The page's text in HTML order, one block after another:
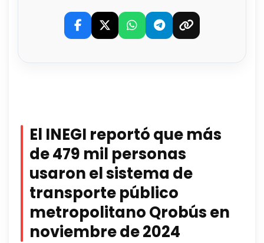
El INEGI reportó que más
de 479 mil personas
usaron el sistema de
transporte público
metropolitano Qrobús en
noviembre de 2024